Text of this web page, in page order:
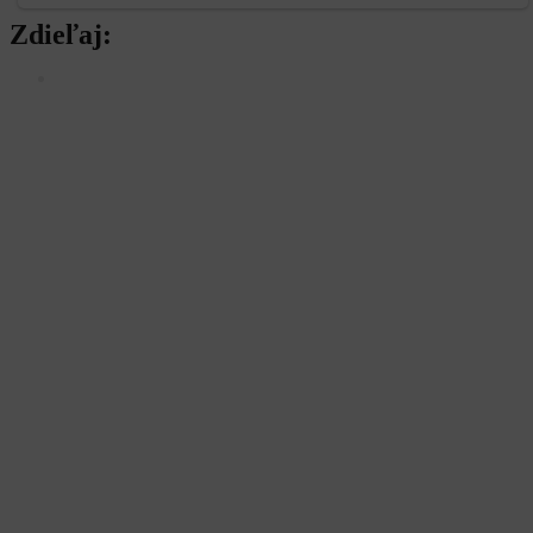
Zdieľaj: